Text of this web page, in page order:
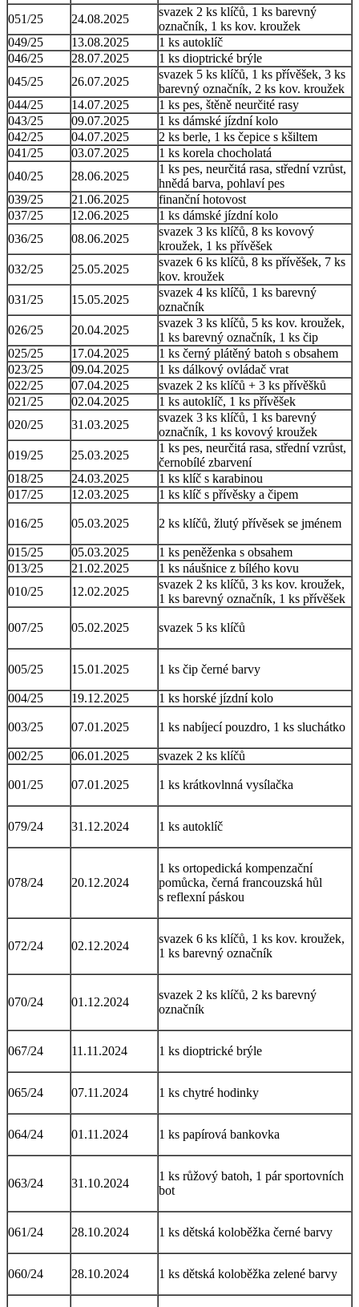
051/25 24.08.2025
svazek 2 ks klíčů, 1 ks barevný
označník, 1 ks kov. kroužek
049/25
13.08.2025
1 ks autoklíč
046/25
28.07.2025
1 ks dioptrické brýle
045/25
26.07.2025
svazek 5 ks klíčů, 1 ks přívěšek, 3 ks
barevný označník, 2 ks kov. kroužek
044/25
14.07.2025
1 ks pes, štěně neurčité rasy
043/25
09.07.2025
1 ks dámské jízdní kolo
042/25
04.07.2025
2 ks berle, 1 ks čepice s kšiltem
041/25
03.07.2025
1 ks korela chocholatá
040/25
28.06.2025
1 ks pes, neurčitá rasa, střední vzrůst,
hnědá barva, pohlaví pes
039/25
21.06.2025
finanční hotovost
037/25
12.06.2025
1 ks dámské jízdní kolo
036/25
08.06.2025
svazek 3 ks klíčů, 8 ks kovový
kroužek, 1 ks přívěšek
032/25
25.05.2025
svazek 6 ks klíčů, 8 ks přívěšek, 7 ks
kov. kroužek
031/25
15.05.2025
svazek 4 ks klíčů, 1 ks barevný
označník
026/25
20.04.2025
svazek 3 ks klíčů, 5 ks kov. kroužek,
1 ks barevný označník, 1 ks čip
025/25
17.04.2025
1 ks černý plátěný batoh s obsahem
023/25
09.04.2025
1 ks dálkový ovládač vrat
022/25
07.04.2025
svazek 2 ks klíčů + 3 ks přívěšků
021/25
02.04.2025
1 ks autoklíč, 1 ks přívěšek
020/25
31.03.2025
svazek 3 ks klíčů, 1 ks barevný
označník, 1 ks kovový kroužek
019/25
25.03.2025
1 ks pes, neurčitá rasa, střední vzrůst,
černobílé zbarvení
018/25
24.03.2025
1 ks klíč s karabinou
017/25
12.03.2025 1 ks klíč s přívěsky a čipem
016/25 05.03.2025 2 ks klíčů, žlutý přívěsek se jménem
015/25 05.03.2025
1 ks peněženka s obsahem
013/25
21.02.2025
1 ks náušnice z bílého kovu
010/25
12.02.2025
svazek 2 ks klíčů, 3 ks kov. kroužek,
1 ks barevný označník, 1 ks přívěšek
007/25 05.02.2025 svazek 5 ks klíčů
005/25 15.01.2025 1 ks čip černé barvy
004/25 19.12.2025 1 ks horské jízdní kolo
003/25 07.01.2025 1 ks nabíjecí pouzdro, 1 ks sluchátko
002/25 06.01.2025 svazek 2 ks klíčů
001/25 07.01.2025 1 ks krátkovlnná vysílačka
079/24 31.12.2024 1 ks autoklíč
078/24 20.12.2024
1 ks ortopedická kompenzační
pomůcka, černá francouzská hůl
s reflexní páskou
072/24 02.12.2024
svazek 6 ks klíčů, 1 ks kov. kroužek,
1 ks barevný označník
070/24 01.12.2024
svazek 2 ks klíčů, 2 ks barevný
označník
067/24 11.11.2024 1 ks dioptrické brýle
065/24 07.11.2024 1 ks chytré hodinky
064/24 01.11.2024 1 ks papírová bankovka
063/24 31.10.2024
1 ks růžový batoh, 1 pár sportovních
bot
061/24 28.10.2024 1 ks dětská koloběžka černé barvy
060/24 28.10.2024 1 ks dětská koloběžka zelené barvy